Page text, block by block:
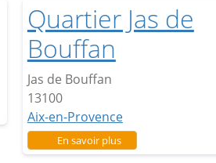
Quartier Jas de
Bouffan
Jas de Bouffan
13100
Aix-en-Provence
En savoir plussur Quartier Jas de